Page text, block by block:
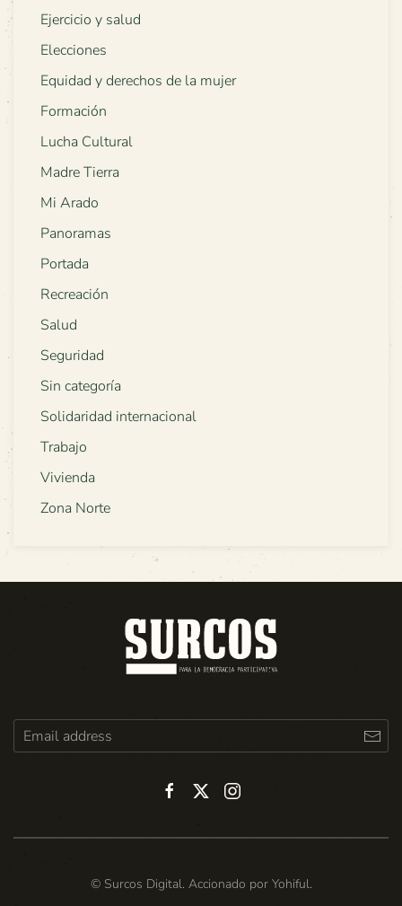
Ejercicio y salud
Elecciones
Equidad y derechos de la mujer
Formación
Lucha Cultural
Madre Tierra
Mi Arado
Panoramas
Portada
Recreación
Salud
Seguridad
Sin categoría
Solidaridad internacional
Trabajo
Vivienda
Zona Norte
© Surcos Digital. Accionado por Yohiful.